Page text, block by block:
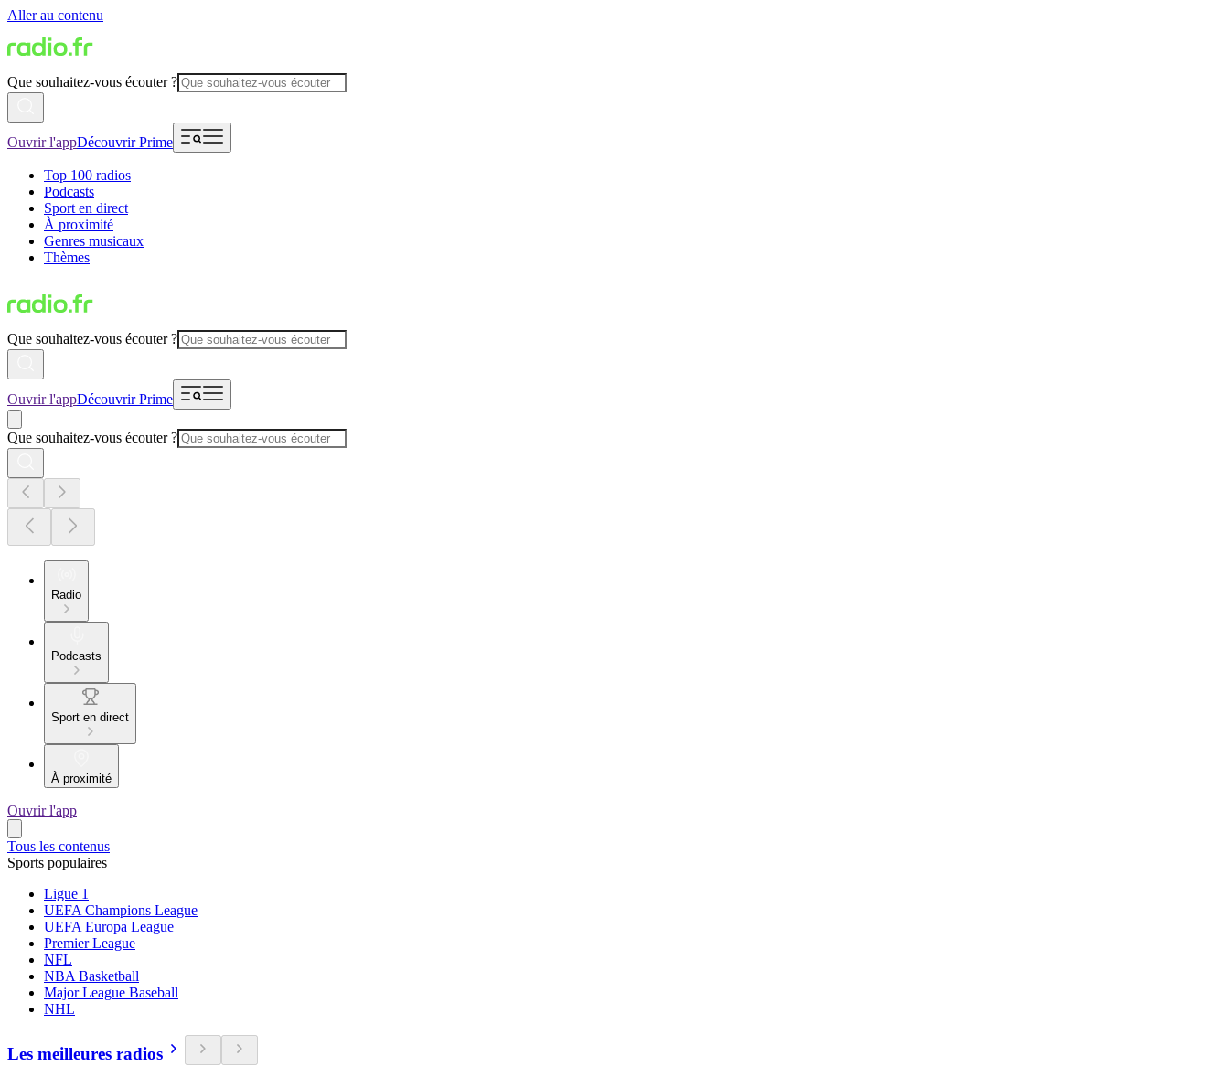
Aller au contenu
Que souhaitez-vous écouter ?
Ouvrir l'appDécouvrir Prime
Top 100 radios
Podcasts
Sport en direct
À proximité
Genres musicaux
Thèmes
Que souhaitez-vous écouter ?
Ouvrir l'appDécouvrir Prime
Que souhaitez-vous écouter ?
Radio
Podcasts
Sport en direct
À proximité
Ouvrir l'app
Tous les contenus
Sports populaires
Ligue 1
UEFA Champions League
UEFA Europa League
Premier League
NFL
NBA Basketball
Major League Baseball
NHL
Les meilleures radios